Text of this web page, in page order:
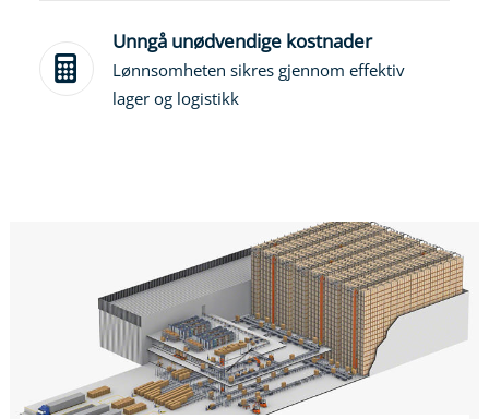
Unngå unødvendige kostnader
Lønnsomheten sikres gjennom effektiv
lager og logistikk